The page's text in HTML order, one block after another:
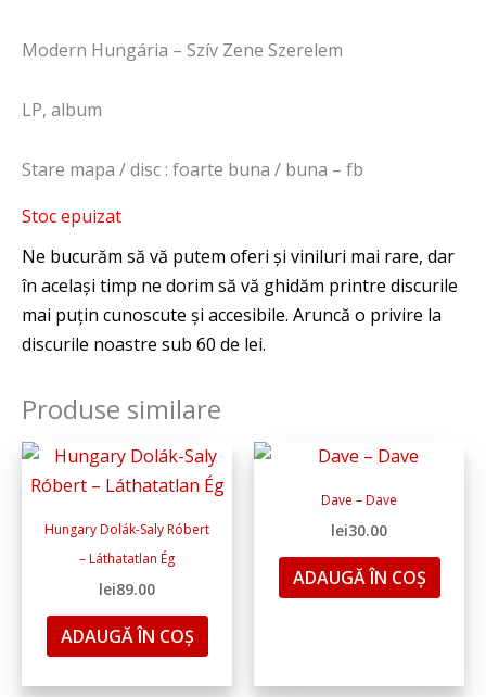
Modern Hungária – Szív Zene Szerelem
LP, album
Stare mapa / disc : foarte buna / buna – fb
Stoc epuizat
Produse similare
Hungary Dolák-Saly Róbert
– Láthatatlan Ég
lei89.00
ADAUGĂ ÎN COȘ
Dave – Dave
lei30.00
ADAUGĂ ÎN COȘ